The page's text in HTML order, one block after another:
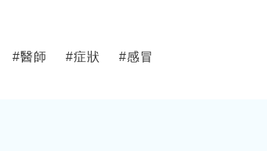
#醫師 #症狀 #感冒